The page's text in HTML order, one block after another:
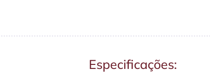
Especificações: